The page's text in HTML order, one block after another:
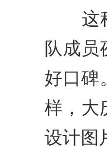
这种
队成员
好口碑
样，大
设计图